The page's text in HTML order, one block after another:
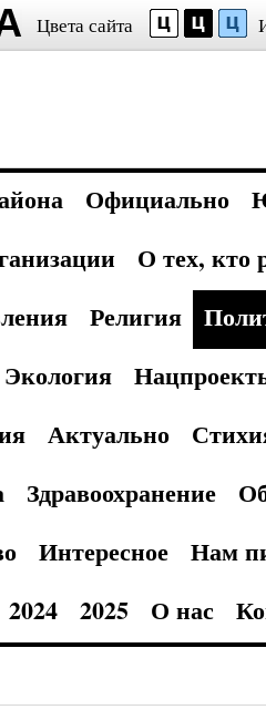
Цвета сайта
Официально
О тех, кто
Религия
Экология
Актуально
Здравоохранение
Интересное
Нам
2024 2025 О нас